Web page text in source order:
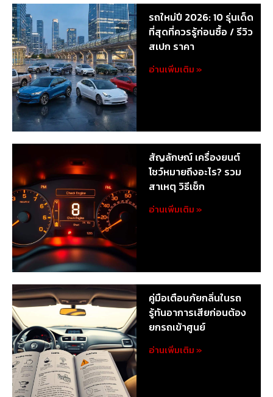
รถใหม่ปี 2026: 10 รุ่นเด็ด
ที่สุดที่ควรรู้ก่อนซื้อ / รีวิว
สเปก ราคา
อ่านเพิ่มเติม »
สัญลักษณ์ เครื่องยนต์
โชว์หมายถึงอะไร? รวม
สาเหตุ วิธีเช็ก
อ่านเพิ่มเติม »
คู่มือเตือนภัยกลิ่นในรถ
รู้ทันอาการเสียก่อนต้อง
ยกรถเข้าศูนย์
อ่านเพิ่มเติม »